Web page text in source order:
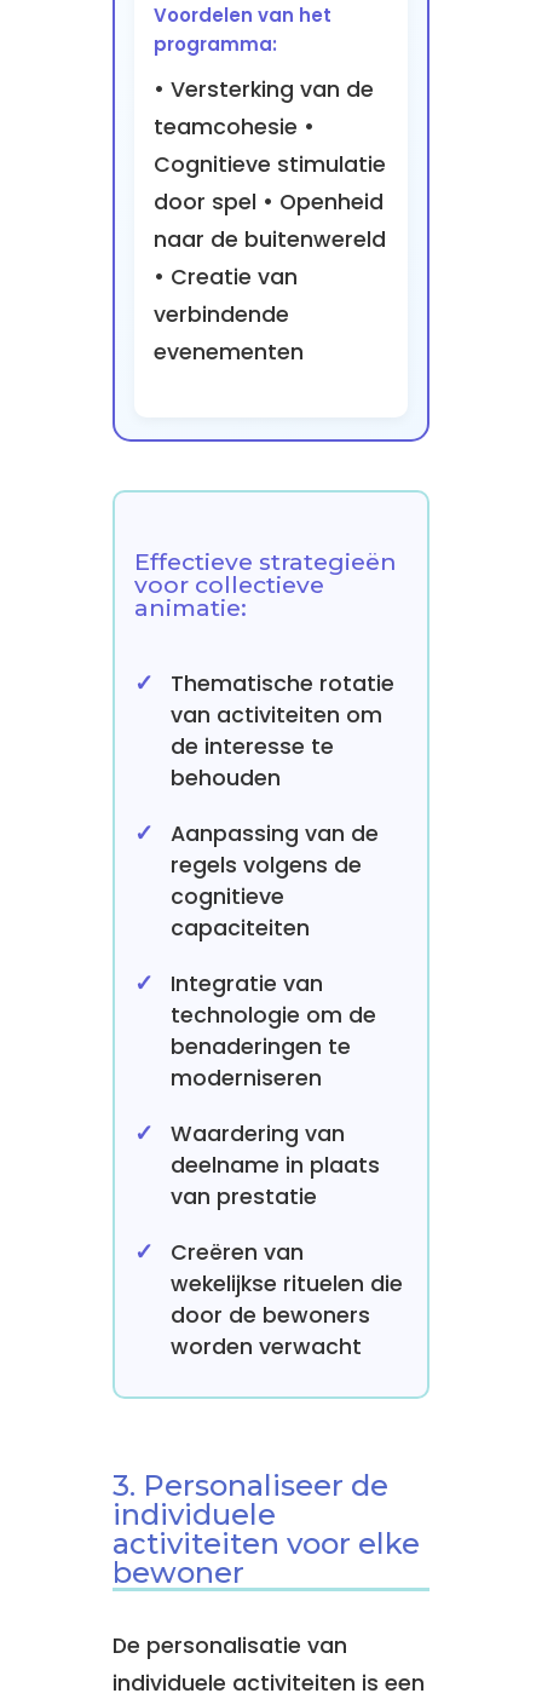
Voordelen van het
programma:
• Versterking van de
teamcohesie •
Cognitieve stimulatie
door spel • Openheid
naar de buitenwereld
• Creatie van
verbindende
evenementen
Effectieve strategieën
voor collectieve
animatie:
Thematische rotatie
van activiteiten om
de interesse te
behouden
Aanpassing van de
regels volgens de
cognitieve
capaciteiten
Integratie van
technologie om de
benaderingen te
moderniseren
Waardering van
deelname in plaats
van prestatie
Creëren van
wekelijkse rituelen die
door de bewoners
worden verwacht
3. Personaliseer de
individuele
activiteiten voor elke
bewoner
De personalisatie van
individuele activiteiten is een